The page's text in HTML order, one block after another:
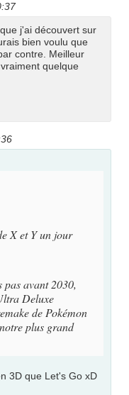
j'ai découvert sur
bien voulu que
contre. Meilleur
quelque
X et Y un jour
avant 2030,
Deluxe
de Pokémon
plus grand
3D que Let's Go xD